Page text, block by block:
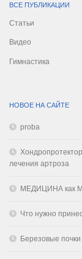
ВСЕ ПУБЛИКАЦИИ
Статьи
Видео
Гимнастика
НОВОЕ НА САЙТЕ
proba
лечения артроза
МЕДИЦИНА как
Что нужно
Березовые почки